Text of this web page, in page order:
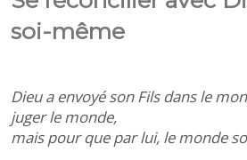
soi-même
Dieu a envoyé son Fils dans le
juger le monde,
mais pour que par lui, le monde